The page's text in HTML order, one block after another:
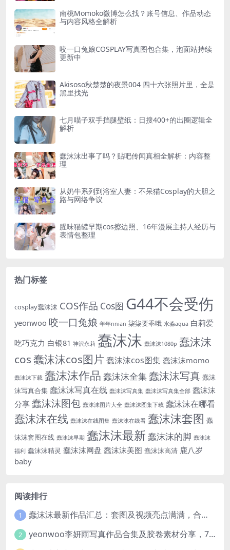
南桃Momoko微博怎么找？账号信息、作品动态
与内容风格全解析
咬一口兔娘COSPLAY写真图包合集，泡面站持续
更新中
Akisoso秋楚楚的夜景004 四十六张照片里，全是
黑里找光
七月喵子双手挡腿壁纸：日搜400+的出圈逻辑全
解析
蠢沫沫出事了吗？贴吧传闻真相全解析：内容整
理
从奶牛系列到浴室人妻：不呆猫Cosplay的大胆之
路与网络争议
腥味猫罐早期cos擦边照、16年漫展主持人经历与
表情包整理
热门标签
cosplay蠢沫沫 COS作品 Cos图 G44不会受伤
yeonwoo 咬一口兔娘 年年nnian 柒柒要乖哦 水淼aqua 白莉爱
吃巧克力 白银81 神沢永莉 蠢沫沫 蠢沫沫1080p 蠢沫沫
cos蠢沫沫cos图片 蠢沫沫cos图集 蠢沫沫momo
蠢沫沫下载 蠢沫沫作品 蠢沫沫全集蠢沫沫写真 蠢沫
沫写真合集 蠢沫沫写真在线 蠢沫沫写真集 蠢沫沫写真集全部 蠢沫沫
分享 蠢沫沫图包 蠢沫沫图片大全 蠢沫沫图集下载 蠢沫沫在哪看
蠢沫沫在线 蠢沫沫在线图集 蠢沫沫在线看 蠢沫沫套图 蠢
沫沫套图在线 蠢沫沫早期 蠢沫沫最新 蠢沫沫的脚 蠢沫沫
福利 蠢沫沫精灵 蠢沫沫网盘 蠢沫沫美图 蠢沫沫高清 鹿八岁
baby
阅读排行
1 蠢沫沫最新作品汇总：套图及视频亮点满满，合集一次看够
2 yeonwoo李妍雨写真作品合集及胶卷素材分享，7套牛奶胶卷完整版高清图片